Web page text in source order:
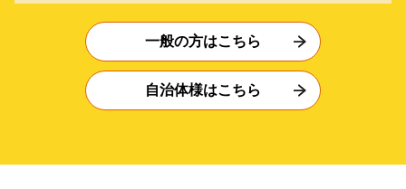
一般の方はこちら
自治体様はこちら